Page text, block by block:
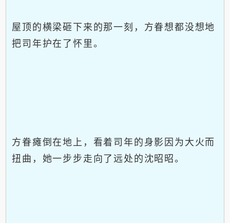
屋顶的横梁砸下来的那一刻，方眷想都没想地
把司年护在了怀里。
方眷瘫倒在地上，看着司年的身影因为大火而
扭曲，她一步步走向了远处的沈昭昭。